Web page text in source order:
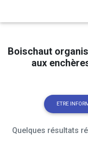
Boischaut
aux
ETRE
Quelques résultats